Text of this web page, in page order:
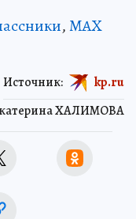
,MAX
ХАЛИМОВА
Источник: kp.ru